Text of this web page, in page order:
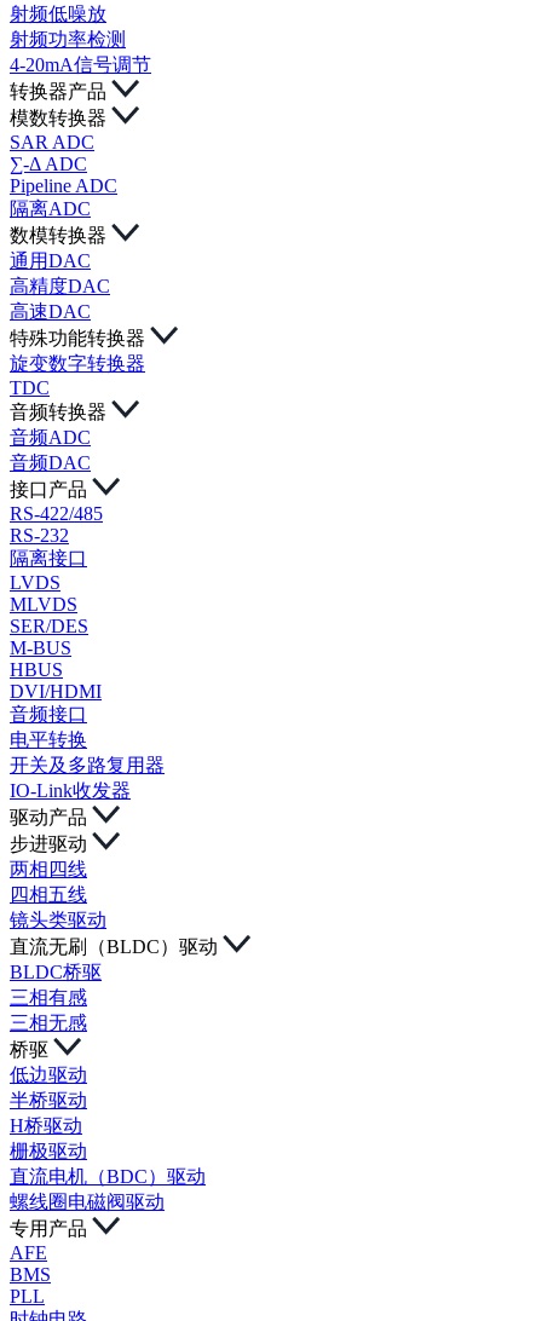
射频低噪放
射频功率检测
4-20mA信号调节
转换器产品
模数转换器
SAR ADC
∑-Δ ADC
Pipeline ADC
隔离ADC
数模转换器
通用DAC
高精度DAC
高速DAC
特殊功能转换器
旋变数字转换器
TDC
音频转换器
音频ADC
音频DAC
接口产品
RS-422/485
RS-232
隔离接口
LVDS
MLVDS
SER/DES
M-BUS
HBUS
DVI/HDMI
音频接口
电平转换
开关及多路复用器
IO-Link收发器
驱动产品
步进驱动
两相四线
四相五线
镜头类驱动
直流无刷（BLDC）驱动
BLDC桥驱
三相有感
三相无感
桥驱
低边驱动
半桥驱动
H桥驱动
栅极驱动
直流电机（BDC）驱动
螺线圈电磁阀驱动
专用产品
AFE
BMS
PLL